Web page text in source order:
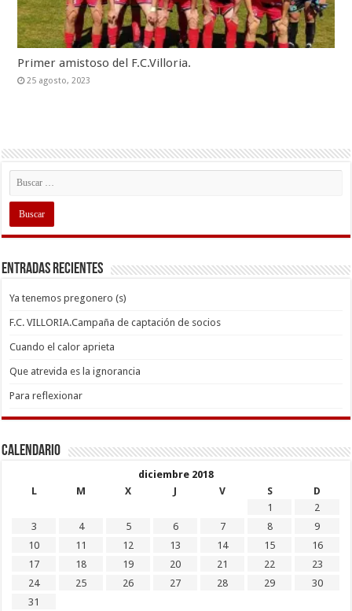
Primer amistoso del F.C.Villoria.
25 agosto, 2023
Entradas recientes
Ya tenemos pregonero (s)
F.C. VILLORIA.Campaña de captación de socios
Cuando el calor aprieta
Que atrevida es la ignorancia
Para reflexionar
Calendario
diciembre 2018
L
M X J V S
D
1
2
3
4 5 6 7 8
9
10
11 12 13 14 15
16
17
18 19 20 21 22
23
24
25 26 27 28 29
30
31